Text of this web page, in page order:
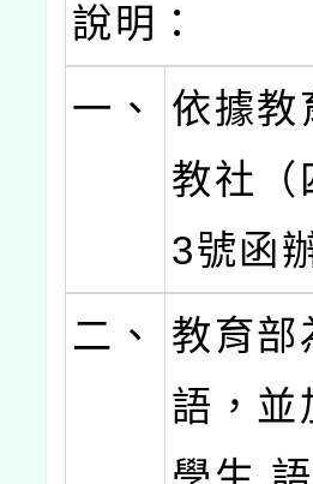
說明：
一、
依據教
教社
3號函
二、
教育部
語，並